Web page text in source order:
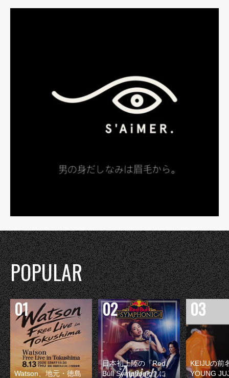
POPULAR
Watson、地元・徳島
日本初上陸の『Red
Bull Symphonic』に
KEIJUの前
YOUNG